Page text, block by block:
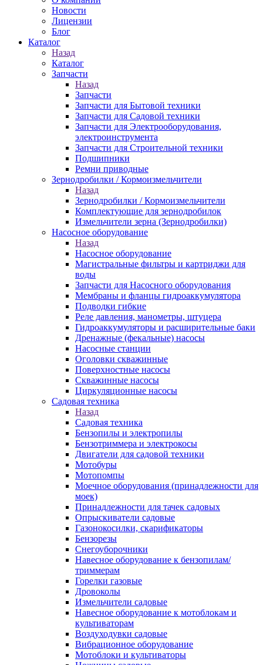
Новости
Лицензии
Блог
Каталог
Назад
Каталог
Запчасти
Назад
Запчасти
Запчасти для Бытовой техники
Запчасти для Садовой техники
Запчасти для Электрооборудования,
электроинструмента
Запчасти для Строительной техники
Подшипники
Ремни приводные
Зернодробилки / Кормоизмельчители
Назад
Зернодробилки / Кормоизмельчители
Комплектующие для зернодробилок
Измельчители зерна (Зернодробилки)
Насосное оборудование
Назад
Насосное оборудование
Магистральные фильтры и картриджи для
воды
Запчасти для Насосного оборудования
Мембраны и фланцы гидроаккумулятора
Подводки гибкие
Реле давления, манометры, штуцера
Гидроаккумуляторы и расширительные баки
Дренажные (фекальные) насосы
Насосные станции
Оголовки скважинные
Поверхностные насосы
Скважинные насосы
Циркуляционные насосы
Садовая техника
Назад
Садовая техника
Бензопилы и электропилы
Бензотриммера и электрокосы
Двигатели для садовой техники
Мотобуры
Мотопомпы
Моечное оборудования (принадлежности для
моек)
Принадлежности для тачек садовых
Опрыскиватели садовые
Газонокосилки, скарификаторы
Бензорезы
Снегоуборочники
Навесное оборудование к бензопилам/
триммерам
Горелки газовые
Дровоколы
Измельчители садовые
Навесное оборудование к мотоблокам и
культиваторам
Воздуходувки садовые
Вибрационное оборудование
Мотоблоки и культиваторы